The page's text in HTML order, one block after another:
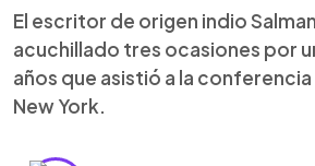
El escritor de origen indio
acuchillado tres ocasiones por
años que asistió a la
New York.